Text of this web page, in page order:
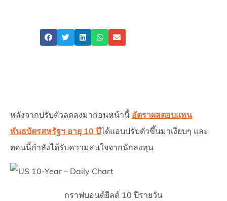
หลังจากปรับตัวลดลงมาก่อนหน้านี้ อัตราผลตอบแทน
พันธบัตรสหรัฐฯ อายุ 10 ปีได้แอบปรับตัวขึ้นมาเงียบๆ และ
ตอนนี้กำลังได้รับความสนใจจากนักลงทุน
กราฟบอนด์ยีลด์ 10 ปีรายวัน